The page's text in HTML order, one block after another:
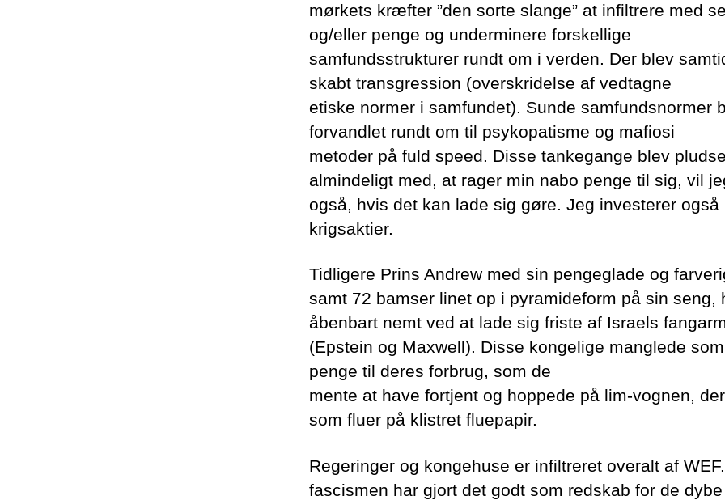
mørkets kræfter ”den sorte slange” at infiltrere med
og/eller penge og underminere forskellige
samfundsstrukturer rundt om i verden. Der blev
skabt transgression (overskridelse af vedtagne
etiske normer i samfundet). Sunde samfundsnormer
forvandlet rundt om til psykopatisme og mafiosi
metoder på fuld speed. Disse tankegange blev
almindeligt med, at rager min nabo penge til sig, vil
også, hvis det kan lade sig gøre. Jeg investerer også
krigsaktier.
Tidligere Prins Andrew med sin pengeglade og
samt 72 bamser linet op i pyramideform på sin seng,
åbenbart nemt ved at lade sig friste af Israels
(Epstein og Maxwell). Disse kongelige manglede
penge til deres forbrug, som de
mente at have fortjent og hoppede på lim-vognen,
som fluer på klistret fluepapir.
Regeringer og kongehuse er infiltreret overalt af
fascismen har gjort det godt som redskab for de dybe